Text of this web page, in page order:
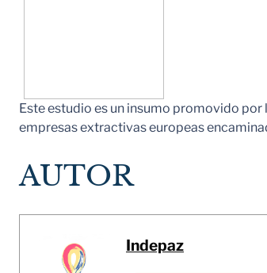
Este estudio es un insumo promovido
empresas extractivas europeas
AUTOR
Indepaz